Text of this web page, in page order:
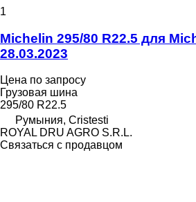
1
Michelin 295/80 R22.5 для
28.03.2023
Цена по запросу
Грузовая шина
295/80 R22.5
Румыния, Cristesti
ROYAL DRU AGRO S.R.L.
Связаться с продавцом